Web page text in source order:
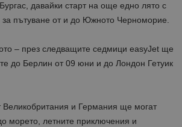
давайки старт на още едно лято с
за пътуване от и до Южното Черноморие.
– през следващите седмици easyJet ще
до Берлин от 09 юни и до Лондон Гетуик
Великобритания и Германия ще могат
морето, летните приключения и